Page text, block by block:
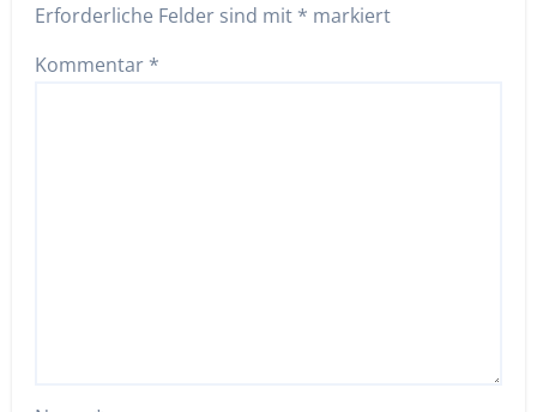
Erforderliche Felder sind mit * markiert
Kommentar *